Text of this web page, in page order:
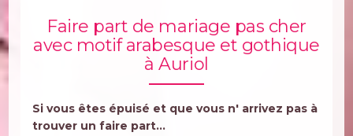
Faire part de mariage pas cher
avec motif arabesque et gothique
à Auriol
Si vous êtes épuisé et que vous n' arrivez pas à
trouver un faire part...